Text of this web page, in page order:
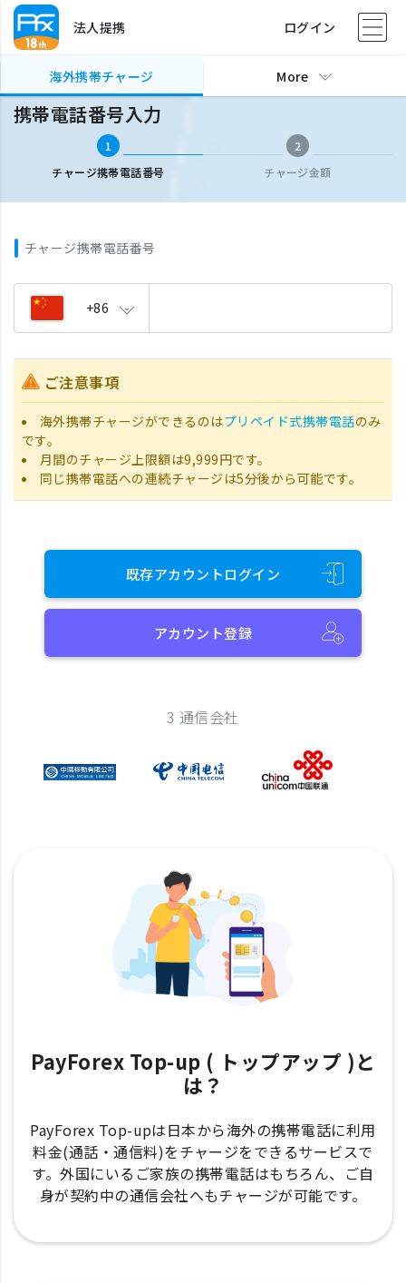
法人提携 ログイン
海外携帯チャージ More
海外携帯チャージ 携帯電話番号入力
携帯電話番号入力
1
チャージ携帯電話番号
2
チャージ金額
チャージ携帯電話番号
+86
ご注意事項
海外携帯チャージができるのはプリペイド式携帯電話のみ
です。
月間のチャージ上限額は9,999円です。
同じ携帯電話への連続チャージは5分後から可能です。
既存アカウントログイン
アカウント登録
3 通信会社
PayForex Top-up ( トップアップ )と
は？
PayForex Top-upは日本から海外の携帯電話に利用
料金(通話・通信料)をチャージをできるサービスで
す。外国にいるご家族の携帯電話はもちろん、ご自
身が契約中の通信会社へもチャージが可能です。